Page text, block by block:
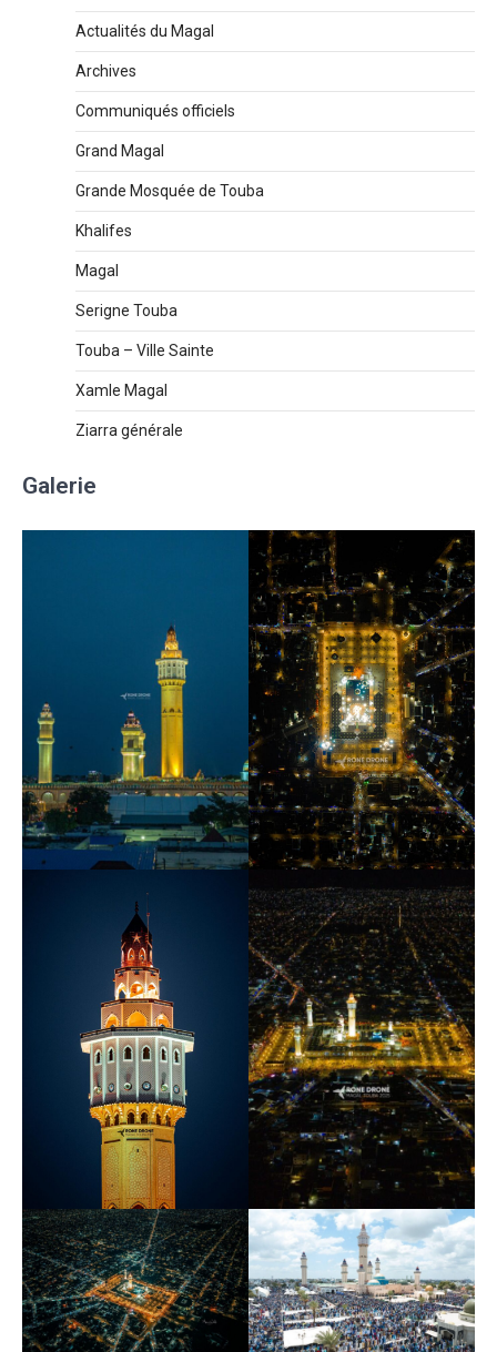
Actualités du Magal
Archives
Communiqués officiels
Grand Magal
Grande Mosquée de Touba
Khalifes
Magal
Serigne Touba
Touba – Ville Sainte
Xamle Magal
Ziarra générale
Galerie